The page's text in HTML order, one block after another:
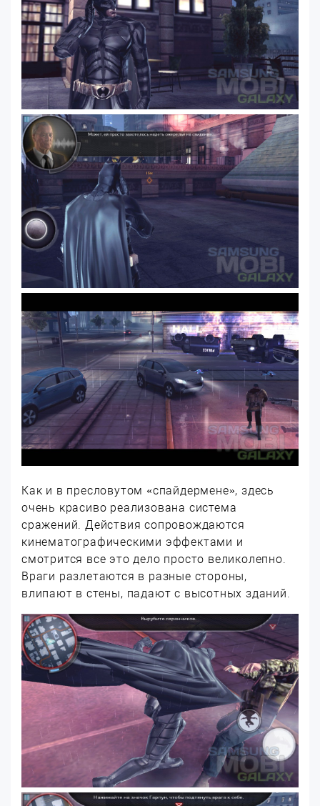
Как и в пресловутом «спайдермене», здесь
очень красиво реализована система
сражений. Действия сопровождаются
кинематографическими эффектами и
смотрится все это дело просто великолепно.
Враги разлетаются в разные стороны,
влипают в стены, падают с высотных зданий.